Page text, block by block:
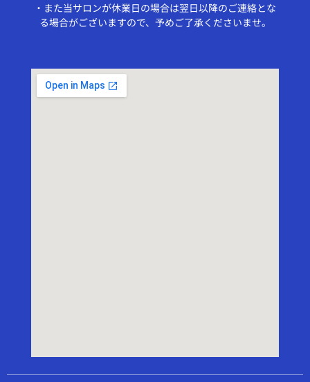
・また当サロンが休業日の場合は翌日以降のご連絡とな
る場合がございますので、予めご了承くださいませ。